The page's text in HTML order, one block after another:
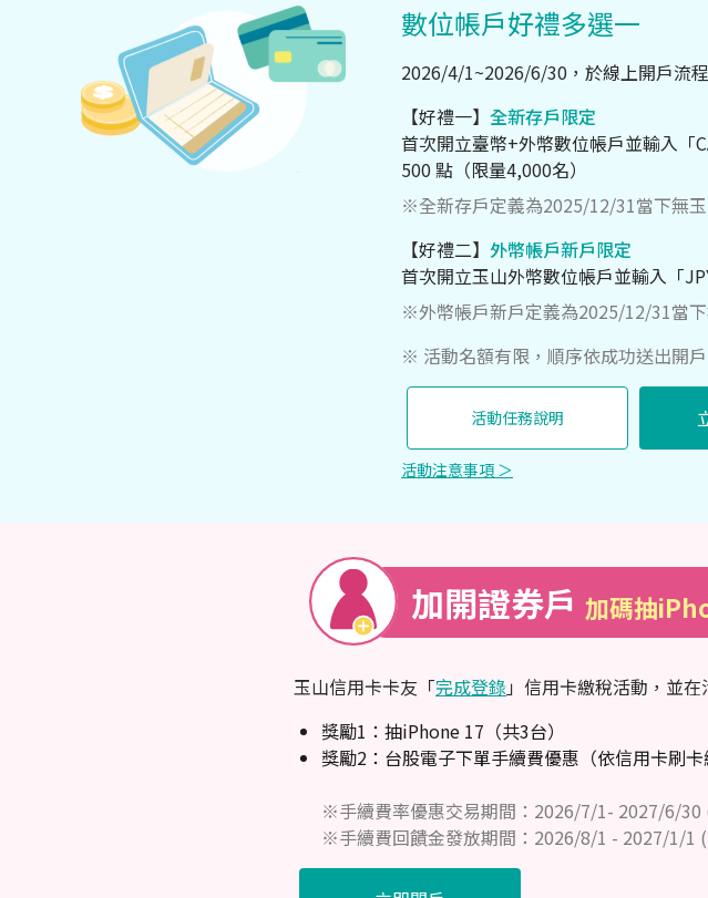
數位帳戶好禮多選一
2026/4/1~2026/6/30，於線上開戶流
【好禮一】 全新存戶限定
首次開立臺幣+外幣數位帳戶並輸入「
500 點（限量4,000名）
※全新存戶定義為2025/12/31當下無
【好禮二】 外幣帳戶新戶限定
首次開立玉山外幣數位帳戶並輸入「
※外幣帳戶新戶定義為2025/12/31當
※ 活動名額有限，順序依成功送出開
活動任務說明
活動注意事項 ＞
加開證券戶 加碼抽
玉山信用卡卡友「完成登錄」信用卡繳稅活動，並
獎勵1：抽iPhone 17（共3台）
獎勵2：台股電子下單手續費優惠（依信用卡刷卡
※手續費率優惠交易期間：2026/7/1- 2027/6/30
※手續費回饋金發放期間：2026/8/1 - 2027/1/1